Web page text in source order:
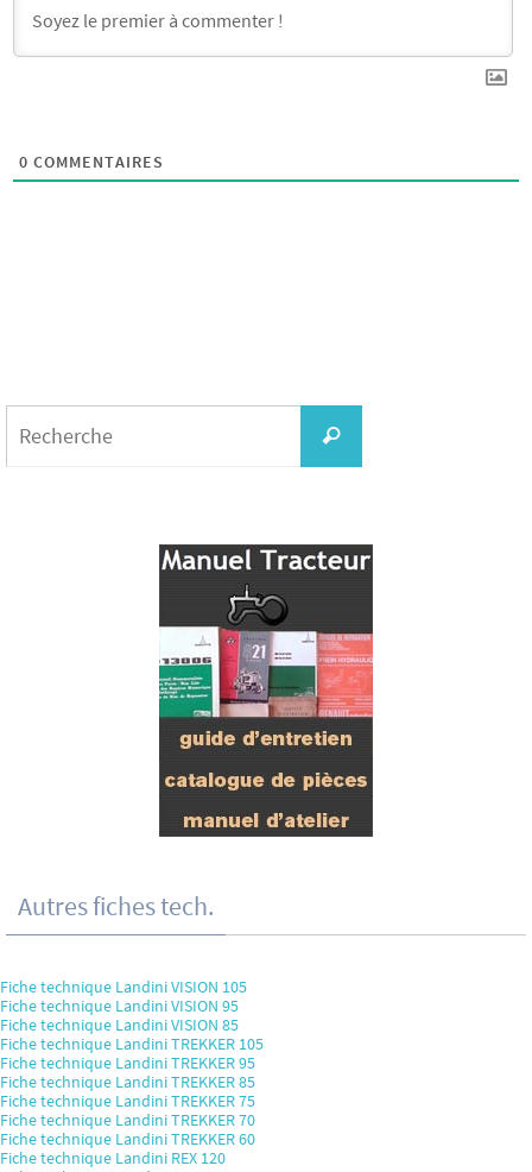
0 COMMENTAIRES
Recherche
Autres fiches tech.
Fiche technique Landini VISION 105
Fiche technique Landini VISION 95
Fiche technique Landini VISION 85
Fiche technique Landini TREKKER 105
Fiche technique Landini TREKKER 95
Fiche technique Landini TREKKER 85
Fiche technique Landini TREKKER 75
Fiche technique Landini TREKKER 70
Fiche technique Landini TREKKER 60
Fiche technique Landini REX 120